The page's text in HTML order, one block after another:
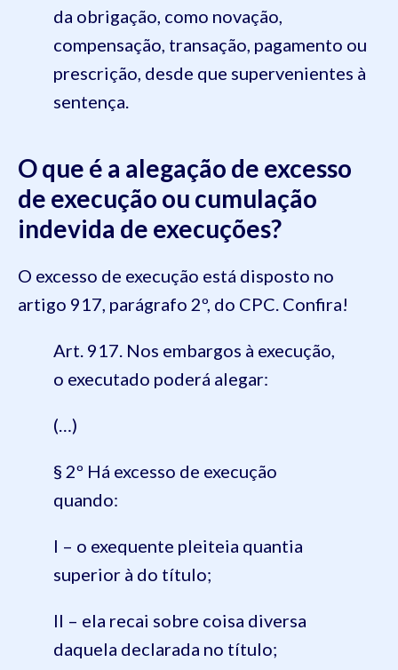
da obrigação, como novação,
compensação, transação, pagamento ou
prescrição, desde que supervenientes à
sentença.
O que é a alegação de excesso
de execução ou cumulação
indevida de execuções?
O excesso de execução está disposto no
artigo 917, parágrafo 2º, do CPC. Confira!
Art. 917. Nos embargos à execução,
o executado poderá alegar:
(…)
§ 2º Há excesso de execução
quando:
I – o exequente pleiteia quantia
superior à do título;
II – ela recai sobre coisa diversa
daquela declarada no título;